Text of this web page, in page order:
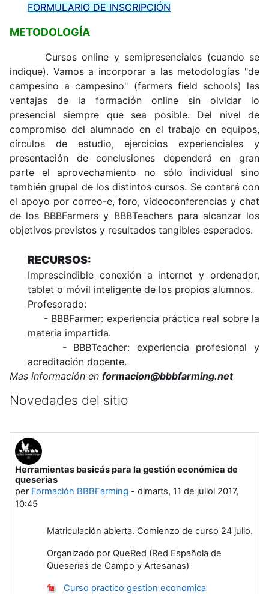
FORMULARIO DE INSCRIPCIÓN
METODOLOGÍA
Cursos online y semipresenciales (cuando se
indique). Vamos a incorporar a las metodologías "de
campesino a campesino" (farmers field schools) las
ventajas de la formación online sin olvidar lo
presencial siempre que sea posible. Del nivel de
compromiso del alumnado en el trabajo en equipos,
círculos de estudio, ejercicios experienciales y
presentación de conclusiones dependerá en gran
parte el aprovechamiento no sólo individual sino
también grupal de los distintos cursos. Se contará con
el apoyo por correo-e, foro, vídeoconferencias y chat
de los BBBFarmers y BBBTeachers para alcanzar los
objetivos previstos y resultados tangibles esperados.
RECURSOS:
Imprescindible conexión a internet y ordenador,
tablet o móvil inteligente de los propios alumnos.
Profesorado:
- BBBFarmer: experiencia práctica real sobre la
materia impartida.
- BBBTeacher: experiencia profesional y
acreditación docente.
Mas información en formacion@bbbfarming.net
Novedades del sitio
Herramientas basicás para la gestión económica de
queserías
per Formación BBBFarming - dimarts, 11 de juliol 2017,
10:45
Matriculación abierta. Comienzo de curso 24 julio.
Organizado por QueRed (Red Española de
Queserías de Campo y Artesanas)
Curso practico gestion economica